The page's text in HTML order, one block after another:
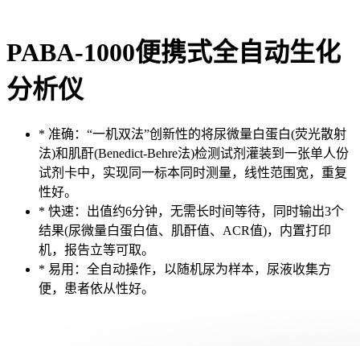
PABA-1000便携式全自动生化
分析仪
* 准确：“一机双法”创新性的将尿微量白蛋白(荧光散射
法)和肌酐(Benedict-Behre法)检测试剂灌装到一张单人份
试剂卡中，实现同一标本同时测量，线性范围宽，重复
性好。
* 快速：出值约6分钟，无需长时间等待，同时输出3个
结果(尿微量白蛋白值、肌酐值、ACR值)，内置打印
机，报告立等可取。
* 易用：全自动操作，以随机尿为样本，尿液收集方
便，患者依从性好。